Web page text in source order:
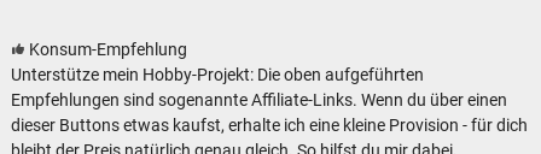
Konsum-Empfehlung
Unterstütze mein Hobby-Projekt: Die oben aufgeführten
Empfehlungen sind sogenannte Affiliate-Links. Wenn du über einen
dieser Buttons etwas kaufst, erhalte ich eine kleine Provision - für dich